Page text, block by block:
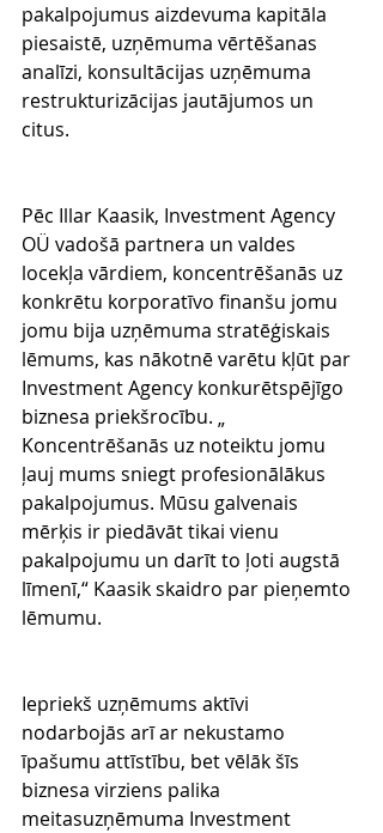
pakalpojumus aizdevuma kapitāla
piesaistē, uzņēmuma vērtēšanas
analīzi, konsultācijas uzņēmuma
restrukturizācijas jautājumos un
citus.
Pēc Illar Kaasik, Investment Agency
OÜ vadošā partnera un valdes
locekļa vārdiem, koncentrēšanās uz
konkrētu korporatīvo finanšu jomu
jomu bija uzņēmuma stratēģiskais
lēmums, kas nākotnē varētu kļūt par
Investment Agency konkurētspējīgo
biznesa priekšrocību. „
Koncentrēšanās uz noteiktu jomu
ļauj mums sniegt profesionālākus
pakalpojumus. Mūsu galvenais
mērķis ir piedāvāt tikai vienu
pakalpojumu un darīt to ļoti augstā
līmenī,“ Kaasik skaidro par pieņemto
lēmumu.
Iepriekš uzņēmums aktīvi
nodarbojās arī ar nekustamo
īpašumu attīstību, bet vēlāk šīs
biznesa virziens palika
meitasuzņēmuma Investment